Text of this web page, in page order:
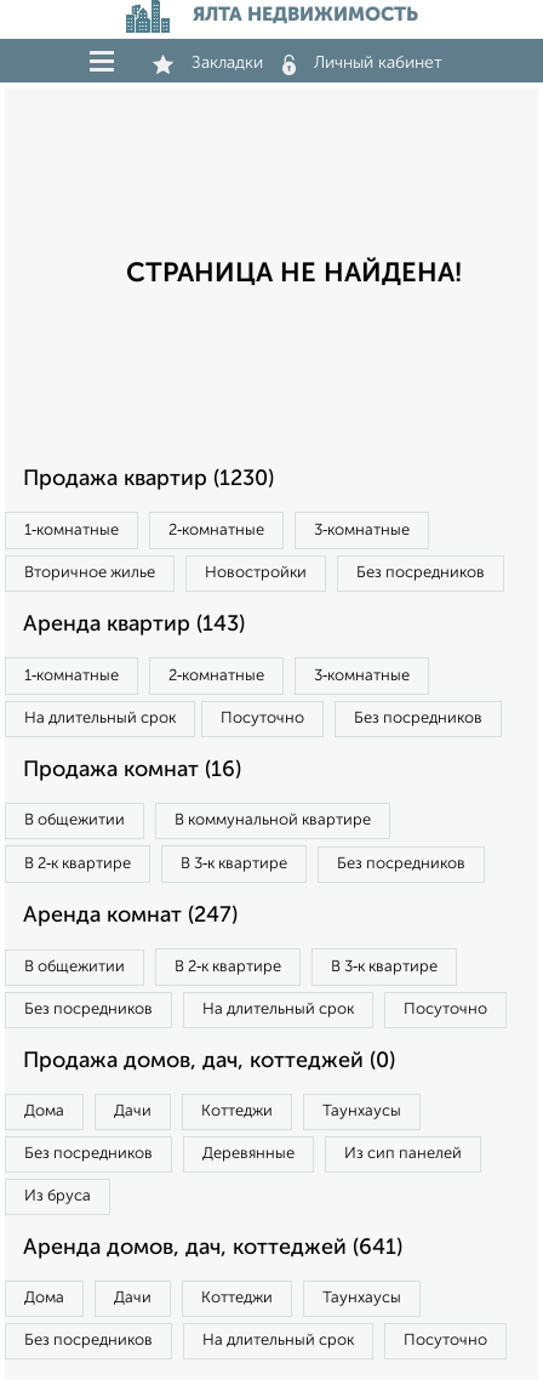
ЯЛТА НЕДВИЖИМОСТЬ
Закладки Личный кабинет
СТРАНИЦА НЕ НАЙДЕНА!
Продажа квартир (1230)
1‑комнатные 2‑комнатные 3‑комнатные
Вторичное жилье Новостройки Без посредников
Аренда квартир (143)
1‑комнатные 2‑комнатные 3‑комнатные
На длительный срок Посуточно Без посредников
Продажа комнат (16)
В общежитии В коммунальной квартире
В 2‑к квартире В 3‑к квартире Без посредников
Аренда комнат (247)
В общежитии В 2‑к квартире В 3‑к квартире
Без посредников На длительный срок Посуточно
Продажа домов, дач, коттеджей (0)
Дома Дачи Коттеджи Таунхаусы
Без посредников Деревянные Из сип панелей
Из бруса
Аренда домов, дач, коттеджей (641)
Дома Дачи Коттеджи Таунхаусы
Без посредников На длительный срок Посуточно